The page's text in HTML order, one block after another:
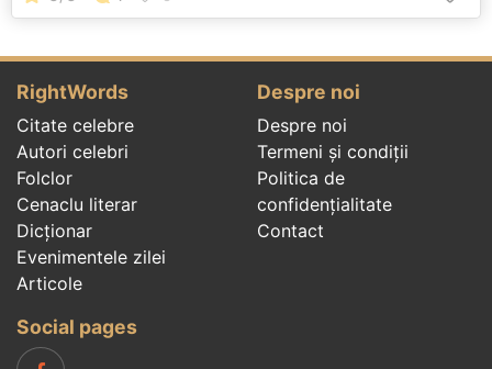
RightWords
Citate celebre
Autori celebri
Folclor
Cenaclu literar
Dicționar
Evenimentele zilei
Articole
Despre noi
Despre noi
Termeni și condiții
Politica de
confidenţialitate
Contact
Social pages